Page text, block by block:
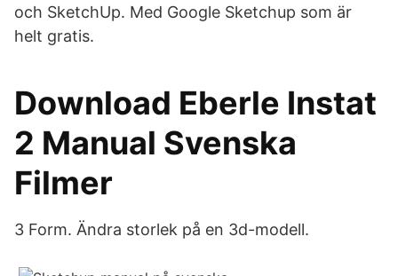
och SketchUp. Med Google Sketchup som är
helt gratis.
Download Eberle Instat
2 Manual Svenska
Filmer
3 Form. Ändra storlek på en 3d-modell.